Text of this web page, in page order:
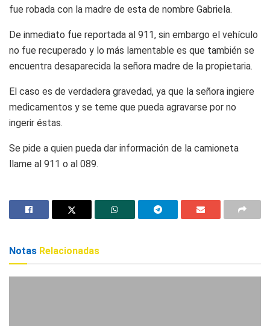
fue robada con la madre de esta de nombre Gabriela.
De inmediato fue reportada al 911, sin embargo el vehículo
no fue recuperado y lo más lamentable es que también se
encuentra desaparecida la señora madre de la propietaria.
El caso es de verdadera gravedad, ya que la señora ingiere
medicamentos y se teme que pueda agravarse por no
ingerir éstas.
Se pide a quien pueda dar información de la camioneta
llame al 911 o al 089.
Notas Relacionadas